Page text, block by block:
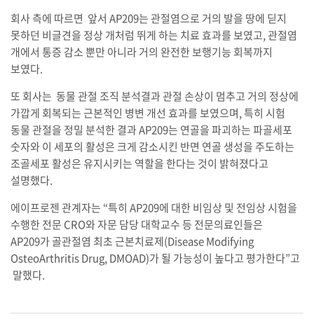
회사 측에 따르면 앞서 AP209는 관절염으로 거의 발을 땅에 딛지
못하던 비글견을 정상 개처럼 뛰게 하는 치료 효과를 보였고, 관절염
개에서 통증 감소 뿐만 아니라 거의 완전한 보행기능 회복까지
보였다.
또 회사는 동물 관절 조직 분석결과 관절 손상이 멈추고 거의 정상에
가깝게 회복되는 근본적인 병변 개선 효과를 보였으며, 특히 시험
동물 관절을 정밀 분석한 결과 AP209는 연골을 파괴하는 파골세포
숫자와 이 세포의 활성은 크게 감소시킨 반면 연골 생성을 주도하는
조골세포 활성은 유지시키는 역할을 한다는 것이 밝혀졌다고
설명했다.
에이프로젠 관계자는 “특히 AP209에 대한 비임상 및 전임상 시험을
수행한 전문 CRO와 자문 담당 대학교수 등 전문의료인들은
AP209가 골관절염 최초 근본치료제(Disease Modifying
OsteoArthritis Drug, DMOAD)가 될 가능성이 높다고 평가한다”고
말했다.